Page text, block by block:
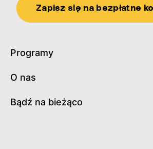
Zapisz się na bezpłatne
Programy
O nas
Bądź na bieżąco